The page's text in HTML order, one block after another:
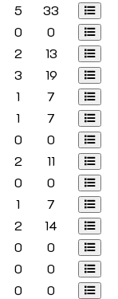
5
33
0
0
2
13
3
19
1
7
1
7
0
0
2
11
0
0
1
7
2
14
0
0
0
0
0
0